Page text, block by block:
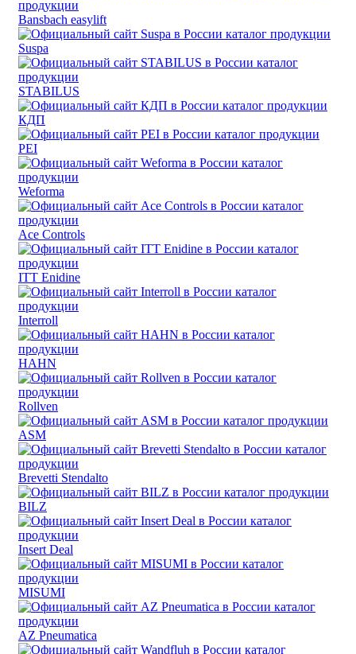
Bansbach easylift
Suspa
STABILUS
КДП
PEI
Weforma
Ace Controls
ITT Enidine
Interroll
HAHN
Rollven
ASM
Brevetti Stendalto
BILZ
Insert Deal
MISUMI
AZ Pneumatica